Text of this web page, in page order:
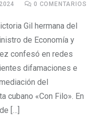
0 COMENTARIOS
Gil hermana del
de Economía y
confesó en redes
difamaciones e
del
cubano «Con Filo». En
[…]